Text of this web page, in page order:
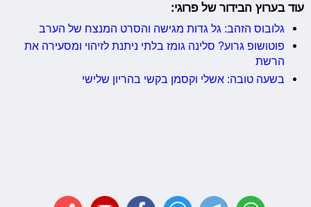
עוד בערוץ הבידור של פרוגי:
גלובוס הזהב: גל גדות מגישה והסרט המנצח של הערב
פוטושופ גרוע? סלינה גומז בלתי ניתנת לזיהוי ומסעירה את
הרשת
בשעה טובה: אשלי וקסמן בקשי בהריון שלישי